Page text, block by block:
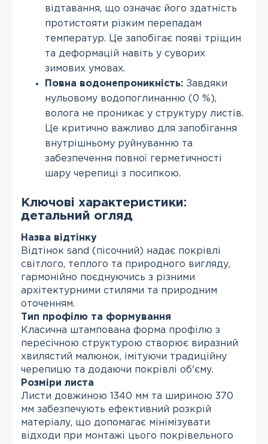
відтавання, що означає його здатність
протистояти різким перепадам
температур. Це запобігає появі тріщин
та деформацій навіть у суворих
зимових умовах.
Повна водонепроникність: Завдяки
нульовому водопоглинанню (0 %),
волога не проникає у структуру листів.
Це критично важливо для запобігання
внутрішньому руйнуванню та
забезпечення повної герметичності
шару черепиці з посипкою.
Ключові характеристики:
детальний огляд
Назва відтінку
Відтінок sand (пісочний) надає покрівлі
світлого, теплого та природного вигляду,
гармонійно поєднуючись з різними
архітектурними стилями та природним
оточенням.
Тип профілю та формування
Класична штампована форма профілю з
пересічною структурою створює виразний
хвилястий малюнок, імітуючи традиційну
черепицю та додаючи покрівлі об'єму.
Розміри листа
Листи довжиною 1340 мм та шириною 370
мм забезпечують ефективний розкрій
матеріалу, що допомагає мінімізувати
відходи при монтажі цього покрівельного